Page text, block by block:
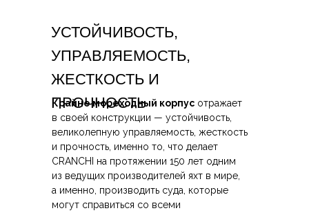
Крайне мореходный корпус отражает
в своей конструкции — устойчивость,
великолепную управляемость, жесткость
и прочность, именно то, что делает
CRANCHI на протяжении 150 лет одним
из ведущих производителей яхт в мире,
а именно, производить суда, которые
могут справиться со всеми
УСТОЙЧИВОСТЬ,
УПРАВЛЯЕМОСТЬ,
ЖЕСТКОСТЬ И
ПРОЧНОСТЬ